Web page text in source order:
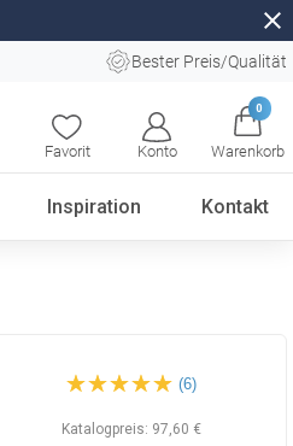
close
Bester Preis/Qualität
Favorit Konto
0
Warenkorb
Inspiration Kontakt
Waschbeckenarmatur, Chrom
(6)
Katalogpreis: 97,60 €